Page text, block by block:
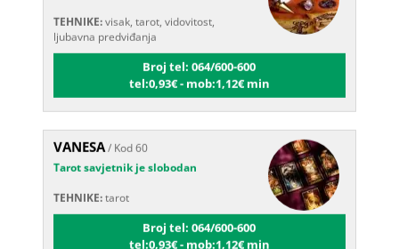
ljubavna predviđanja
Broj tel: 064/600-600
tel:0,93€ - mob:1,12€ min
VANESA/ Kod 60
Tarot savjetnik je slobodan
Broj tel: 064/600-600
tel:0,93€ - mob:1,12€ min